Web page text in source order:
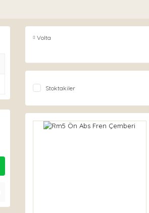
Volta
Stoktakiler